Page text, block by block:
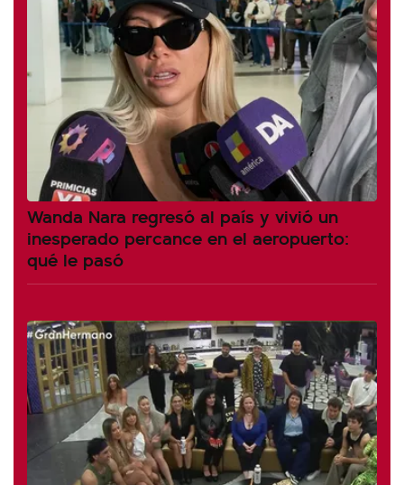
Wanda Nara regresó al país y vivió un
inesperado percance en el aeropuerto:
qué le pasó